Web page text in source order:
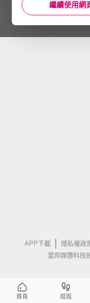
APP下載 隱私權政
富邦媒體科技
繼續使用網
首頁 逛逛